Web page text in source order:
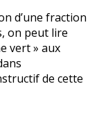
d’une fraction
on peut lire
vert » aux
de cette